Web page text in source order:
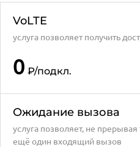
VoLTE
услуга позволяет получить
0 ₽/подкл.
Ожидание вызова
услуга позволяет, не
ещё один входящий вызов